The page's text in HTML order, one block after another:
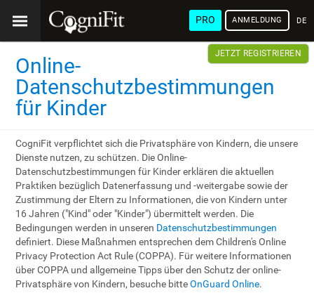
PRO ANMELDUNG
JETZT REGISTRIEREN
Online-
Datenschutzbestimmungen
für Kinder
CogniFit verpflichtet sich die Privatsphäre von Kindern, die unsere
Dienste nutzen, zu schützen. Die Online-
Datenschutzbestimmungen für Kinder erklären die aktuellen
Praktiken bezüglich Datenerfassung und -weitergabe sowie der
Zustimmung der Eltern zu Informationen, die von Kindern unter
16 Jahren ("Kind" oder "Kinder") übermittelt werden. Die
Bedingungen werden in unseren Datenschutzbestimmungen
definiert. Diese Maßnahmen entsprechen dem Children's Online
Privacy Protection Act Rule (COPPA). Für weitere Informationen
über COPPA und allgemeine Tipps über den Schutz der online-
Privatsphäre von Kindern, besuche bitteOnGuard Online.